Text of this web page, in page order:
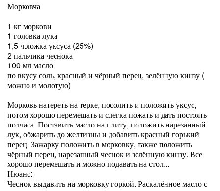
Морковча
1 кг моркови
1 головка лука
1,5 ч.ложка уксуса (25%)
2 пальчика чеснока
100 мл масло
по вкусу соль, красный и чёрный перец, зелённую кинзу (
можно и молотую)
Морковь натереть на терке, посолить и положить уксус,
потом хорошо перемешать и слегка пожать и дать постоять
полчаса. Поставить масло на плиту, положить нарезанный
лук, обжарить до желтизны и добавить красный горький
перец. Зажарку положить в морковку, также положить
чёрный перец, нарезанный чеснок и зелённую кинзу. Все
хорошо перемешать и можно подавать на стол...
Нюанс:
Чеснок выдавить на морковку горкой. Раскалённое масло с